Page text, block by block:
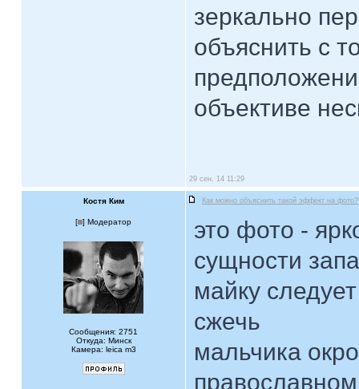
зеркально
объяснить с
объективе
29 сен, 14 11:29
Костя Ким Как можно объяснить такой эффект на фото?
[ ] Модератор
Сообщения: 2751
Откуда: Минск
Камера: leica m3
это фото -
сущности
майку
сжечь
мальчика